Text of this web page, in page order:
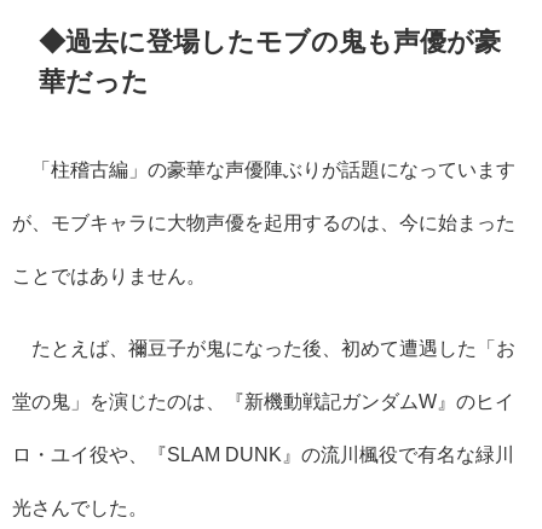
◆過去に登場したモブの鬼も声優が豪
華だった
「柱稽古編」の豪華な声優陣ぶりが話題になっています
が、モブキャラに大物声優を起用するのは、今に始まった
ことではありません。
たとえば、禰豆子が鬼になった後、初めて遭遇した「お
堂の鬼」を演じたのは、『新機動戦記ガンダムW 』のヒイ
ロ・ユイ役や、『SLAM DUNK 』の流川楓役で有名な緑川
光さんでした。